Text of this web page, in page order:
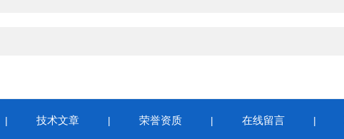
| 技术文章 | 荣誉资质 | 在线留言 |